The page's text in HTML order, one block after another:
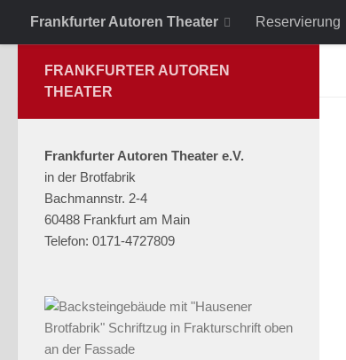
Zum Inhalt springen
Frankfurter Autoren Theater Reservierung
FRANKFURTER AUTOREN
THEATER
Frankfurter Autoren Theater e.V.
in der Brotfabrik
Bachmannstr. 2-4
60488 Frankfurt am Main
Telefon: 0171-4727809